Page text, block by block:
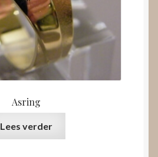
Asring
Lees verder